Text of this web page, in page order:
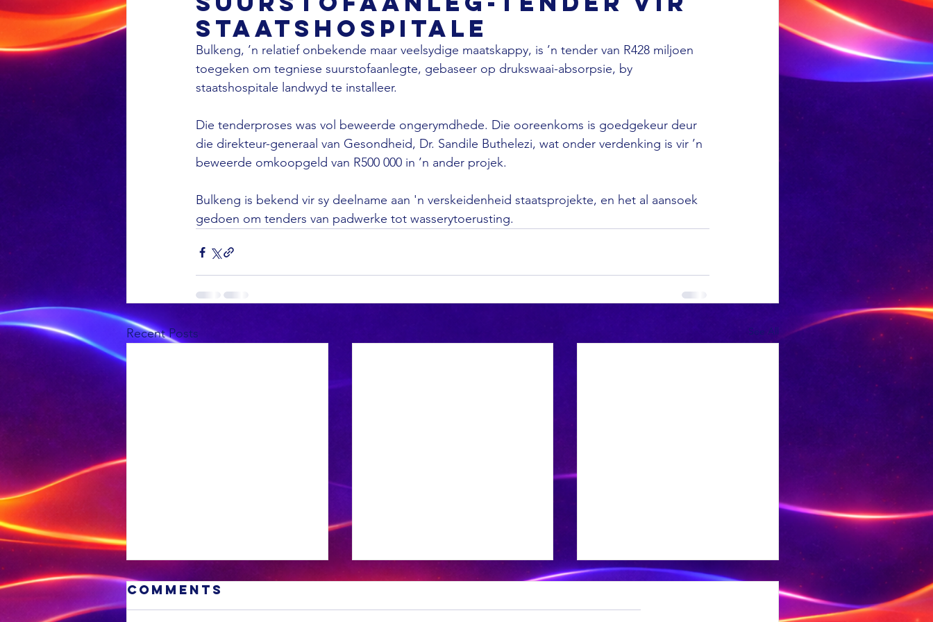
staatshospitale
Bulkeng, ’n relatief onbekende maar veelsydige maatskappy, is ’n tender van R428 miljoen
toegeken om tegniese suurstofaanlegte, gebaseer op drukswaai-absorpsie, by
staatshospitale landwyd te installeer.
Die tenderproses was vol beweerde ongerymdhede. Die ooreenkoms is goedgekeur deur
die direkteur-generaal van Gesondheid, Dr. Sandile Buthelezi, wat onder verdenking is vir ’n
beweerde omkoopgeld van R500 000 in ’n ander projek.
Bulkeng is bekend vir sy deelname aan 'n verskeidenheid staatsprojekte, en het al aansoek
gedoen om tenders van padwerke tot wasserytoerusting.
Recent Posts See All
Comments